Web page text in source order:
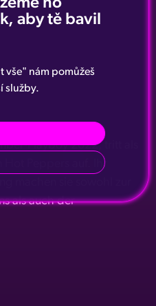
Playboy 2022, tritt als
Hot Peppers auf. Ihr
machen sie sowohl zur
als auch der
aby tě bavil
vše" nám pomůžeš
služby.